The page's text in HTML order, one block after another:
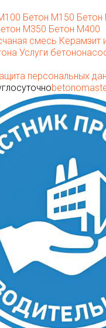
Бетон М150
М350 Бетон М400
смесь Керамзит
Услуги
персональных